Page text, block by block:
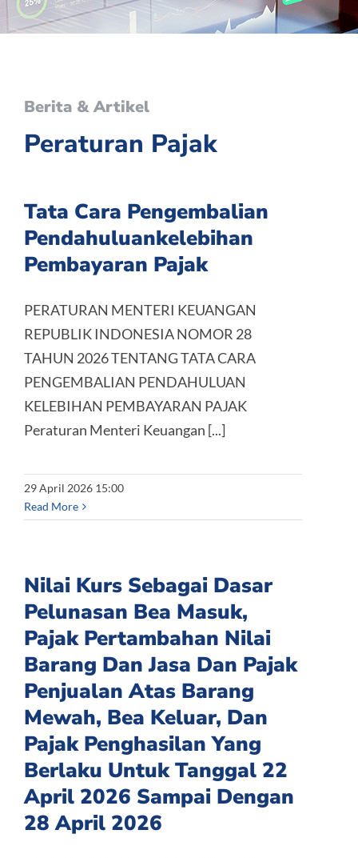
Berita & Artikel
Peraturan Pajak
Tata Cara Pengembalian
Pendahuluankelebihan
Pembayaran Pajak
PERATURAN MENTERI KEUANGAN
REPUBLIK INDONESIA NOMOR 28
TAHUN 2026 TENTANG TATA CARA
PENGEMBALIAN PENDAHULUAN
KELEBIHAN PEMBAYARAN PAJAK
Peraturan Menteri Keuangan [...]
29 April 2026 15:00
Read More
Nilai Kurs Sebagai Dasar
Pelunasan Bea Masuk,
Pajak Pertambahan Nilai
Barang Dan Jasa Dan Pajak
Penjualan Atas Barang
Mewah, Bea Keluar, Dan
Pajak Penghasilan Yang
Berlaku Untuk Tanggal 22
April 2026 Sampai Dengan
28 April 2026